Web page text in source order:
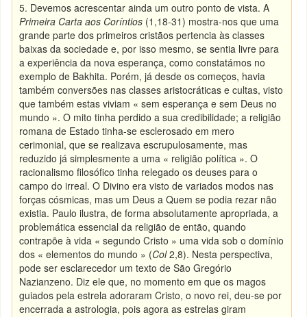
5. Devemos acrescentar ainda um outro ponto de vista. A
Primeira Carta aos Coríntios (1,18-31) mostra-nos que uma
grande parte dos primeiros cristãos pertencia às classes
baixas da sociedade e, por isso mesmo, se sentia livre para
a experiência da nova esperança, como constatámos no
exemplo de Bakhita. Porém, já desde os começos, havia
também conversões nas classes aristocráticas e cultas, visto
que também estas viviam « sem esperança e sem Deus no
mundo ». O mito tinha perdido a sua credibilidade; a religião
romana de Estado tinha-se esclerosado em mero
cerimonial, que se realizava escrupulosamente, mas
reduzido já simplesmente a uma « religião política ». O
racionalismo filosófico tinha relegado os deuses para o
campo do irreal. O Divino era visto de variados modos nas
forças cósmicas, mas um Deus a Quem se podia rezar não
existia. Paulo ilustra, de forma absolutamente apropriada, a
problemática essencial da religião de então, quando
contrapõe à vida « segundo Cristo » uma vida sob o domínio
dos « elementos do mundo » (Col2,8). Nesta perspectiva,
pode ser esclarecedor um texto de São Gregório
Nazianzeno. Diz ele que, no momento em que os magos
guiados pela estrela adoraram Cristo, o novo rei, deu-se por
encerrada a astrologia, pois agora as estrelas giram